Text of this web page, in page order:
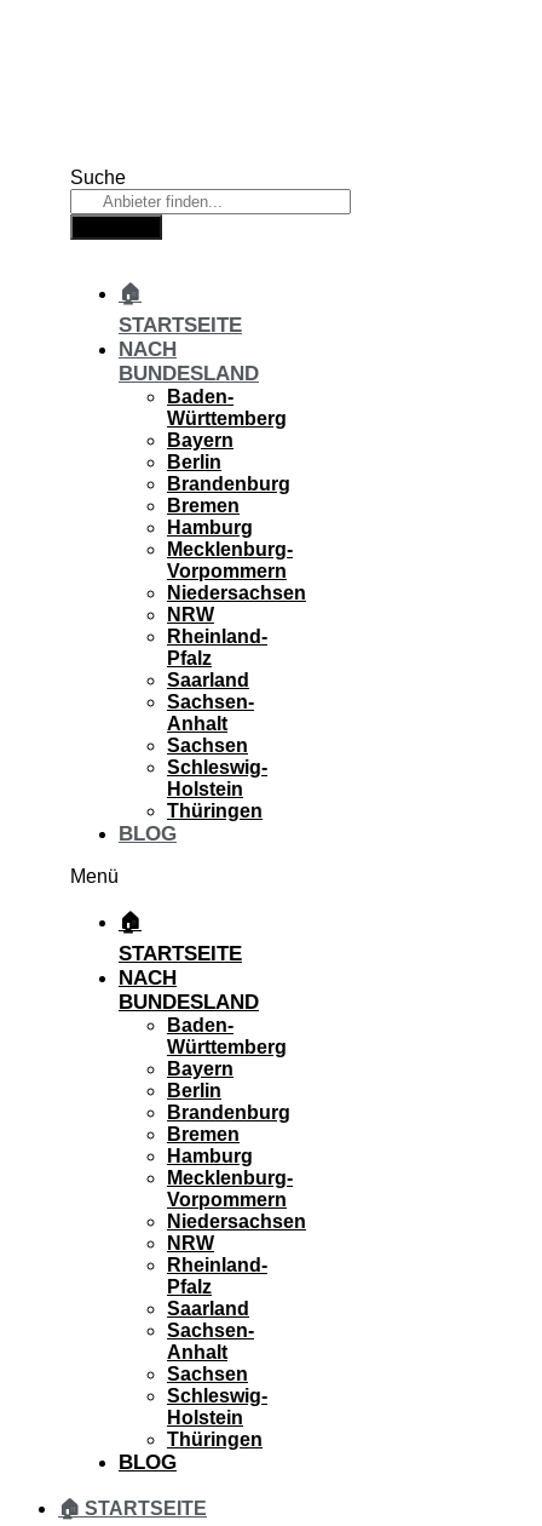
Suche
🏠
STARTSEITE
NACH
BUNDESLAND
Baden-
Württemberg
Bayern
Berlin
Brandenburg
Bremen
Hamburg
Mecklenburg-
Vorpommern
Niedersachsen
NRW
Rheinland-
Pfalz
Saarland
Sachsen-
Anhalt
Sachsen
Schleswig-
Holstein
Thüringen
BLOG
Menü
🏠
STARTSEITE
NACH
BUNDESLAND
Baden-
Württemberg
Bayern
Berlin
Brandenburg
Bremen
Hamburg
Mecklenburg-
Vorpommern
Niedersachsen
NRW
Rheinland-
Pfalz
Saarland
Sachsen-
Anhalt
Sachsen
Schleswig-
Holstein
Thüringen
BLOG
🏠 STARTSEITE